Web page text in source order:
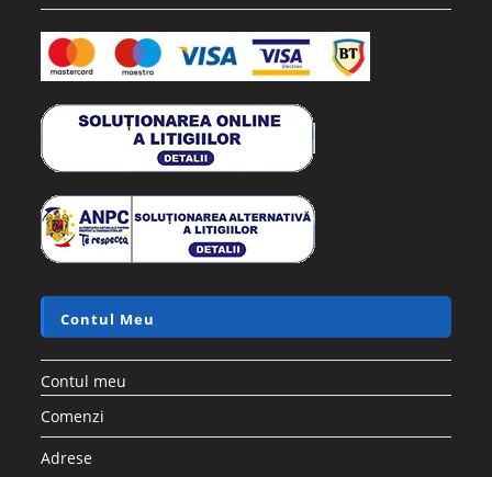
Contul Meu
Contul meu
Comenzi
Adrese